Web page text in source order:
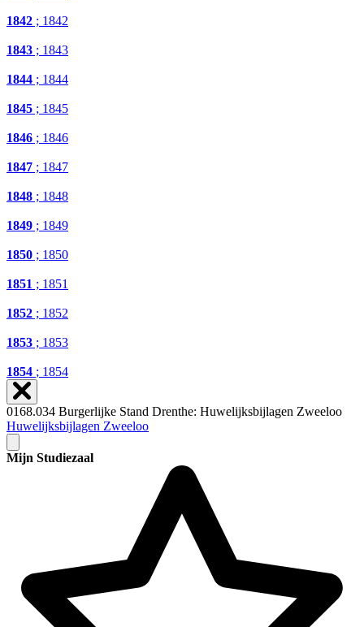
1842 ; 1842
1843 ; 1843
1844 ; 1844
1845 ; 1845
1846 ; 1846
1847 ; 1847
1848 ; 1848
1849 ; 1849
1850 ; 1850
1851 ; 1851
1852 ; 1852
1853 ; 1853
1854 ; 1854
0168.034 Burgerlijke Stand Drenthe: Huwelijksbijlagen Zweeloo
Huwelijksbijlagen Zweeloo
Mijn Studiezaal